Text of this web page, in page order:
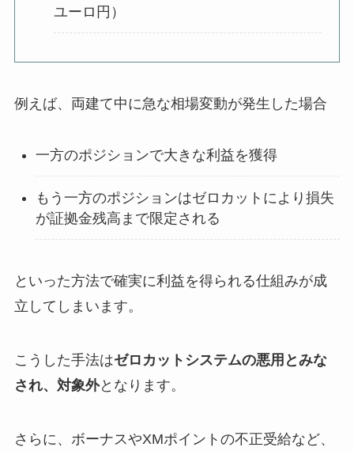
ユーロ円）
例えば、両建て中に急な相場変動が発生した場合
一方のポジションで大きな利益を獲得
もう一方のポジションはゼロカットにより損失
が証拠金残高まで限定される
といった方法で確実に利益を得られる仕組みが成
立してしまいます。
こうした手法はゼロカットシステムの悪用とみな
され、対象外となります。
さらに、ボーナスやXMポイントの不正受給など、